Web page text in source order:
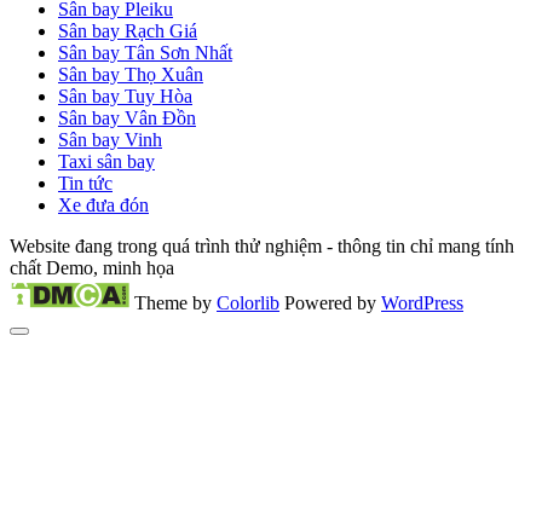
Sân bay Pleiku
Sân bay Rạch Giá
Sân bay Tân Sơn Nhất
Sân bay Thọ Xuân
Sân bay Tuy Hòa
Sân bay Vân Đồn
Sân bay Vinh
Taxi sân bay
Tin tức
Xe đưa đón
Website đang trong quá trình thử nghiệm - thông tin chỉ mang tính
chất Demo, minh họa
Theme by Colorlib Powered by WordPress